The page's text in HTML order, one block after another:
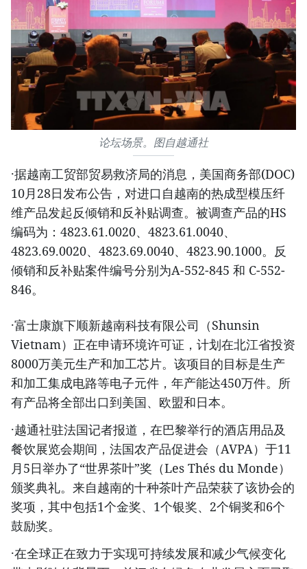
论坛场景。图自越通社
·据越南工贸部贸易救济局的消息，美国商务部(DOC)
10月28日发布公告，对进口自越南的热成型模压纤
维产品发起反倾销和反补贴调查。被调查产品的HS
编码为：4823.61.0020、4823.61.0040、
4823.69.0020、4823.69.0040、4823.90.1000。反
倾销和反补贴案件编号分别为A-552-845 和 C-552-
846。
·富士康旗下顺新越南科技有限公司（Shunsin
Vietnam）正在申请环境许可证，计划在北江省投资
8000万美元生产和加工芯片。该项目的目标是生产
和加工集成电路等电子元件，年产能达450万件。所
有产品将全部出口到美国、欧盟和日本。
·越通社驻法国记者报道，在巴黎举行的酒店用品及
餐饮展览会期间，法国农产品促进会（AVPA）于11
月5日举办了“世界茶叶”奖（Les Thés du Monde）
颁奖典礼。来自越南的十种茶叶产品荣获了该协会的
奖项，其中包括1个金奖、1个银奖、2个铜奖和6个
鼓励奖。
·在全球正在致力于实现可持续发展和减少气候变化